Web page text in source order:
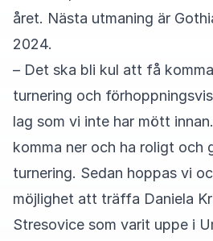
året. Nästa utmaning är
2024.
– Det ska bli kul att få
turnering och
lag som vi inte har mött
komma ner och ha roligt och
turnering. Sedan hoppas vi
möjlighet att träffa Daniela
Stresovice som varit uppe i